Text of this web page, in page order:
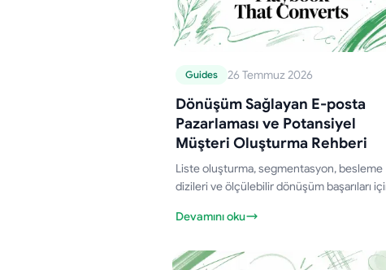
Guides 26 Temmuz 2026
Dönüşüm Sağlayan E-posta
Pazarlaması ve Potansiyel
Müşteri Oluşturma Rehberi
Liste oluşturma, segmentasyon, besleme
dizileri ve ölçülebilir dönüşüm başarıları
posta pazarlaması ve potansiyel müşteri
Devamını oku